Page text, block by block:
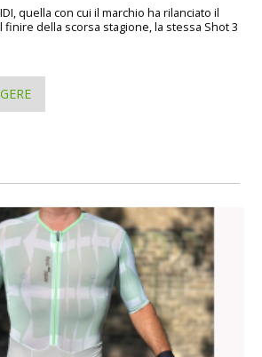
quella con cui il marchio ha rilanciato il
della scorsa stagione, la stessa Shot 3